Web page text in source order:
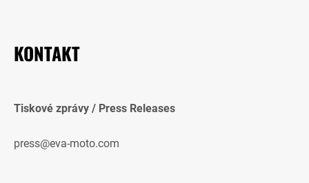
KONTAKT
Tiskové zprávy / Press Releases
press@eva-moto.com